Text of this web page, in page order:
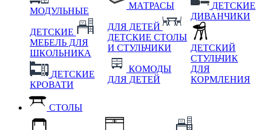
МОДУЛЬНЫЕ
ДЕТСКИЕ
МЕБЕЛЬ ДЛЯ
ШКОЛЬНИКА
ДЕТСКИЕ
КРОВАТИ
МАТРАСЫ
ДЛЯ ДЕТЕЙ
ДЕТСКИЕ СТОЛЫ
И СТУЛЬЧИКИ
КОМОДЫ
ДЛЯ ДЕТЕЙ
ДЕТСКИЕ
ДИВАНЧИКИ
ДЕТСКИЙ
СТУЛЬЧИК
ДЛЯ
КОРМЛЕНИЯ
СТОЛЫ